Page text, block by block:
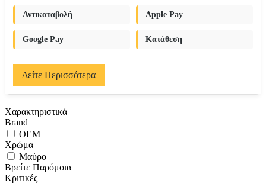
Αντικαταβολή Apple Pay
Google Pay Κατάθεση
Δείτε Περισσότερα
Χαρακτηριστικά
Brand
OEM
Χρώμα
Μαύρο
Βρείτε Παρόμοια
Κριτικές